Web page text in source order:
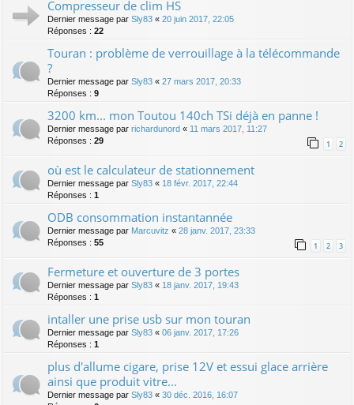
Compresseur de clim HS
Dernier message par Sly83 « 20 juin 2017, 22:05
Réponses : 22
Touran : problème de verrouillage à la télécommande
?
Dernier message par Sly83 « 27 mars 2017, 20:33
Réponses : 9
3200 km... mon Toutou 140ch TSi déjà en panne !
Dernier message par richardunord « 11 mars 2017, 11:27
Réponses : 29 1 2
où est le calculateur de stationnement
Dernier message par Sly83 « 18 févr. 2017, 22:44
Réponses : 1
ODB consommation instantannée
Dernier message par Marcuvitz « 28 janv. 2017, 23:33
Réponses : 55 1 2 3
Fermeture et ouverture de 3 portes
Dernier message par Sly83 « 18 janv. 2017, 19:43
Réponses : 1
intaller une prise usb sur mon touran
Dernier message par Sly83 « 06 janv. 2017, 17:26
Réponses : 1
plus d'allume cigare, prise 12V et essui glace arrière
ainsi que produit vitre...
Dernier message par Sly83 « 30 déc. 2016, 16:07